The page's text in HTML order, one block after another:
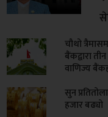
चौथो
बैंकद्वारा तीन
वाणिज्य
सुन
हजार बढ्यो